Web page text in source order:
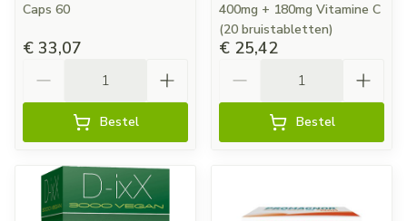
Caps 60
€ 33,07
Bestel
400mg + 180mg Vitamine C
(20 bruistabletten)
€ 25,42
Bestel